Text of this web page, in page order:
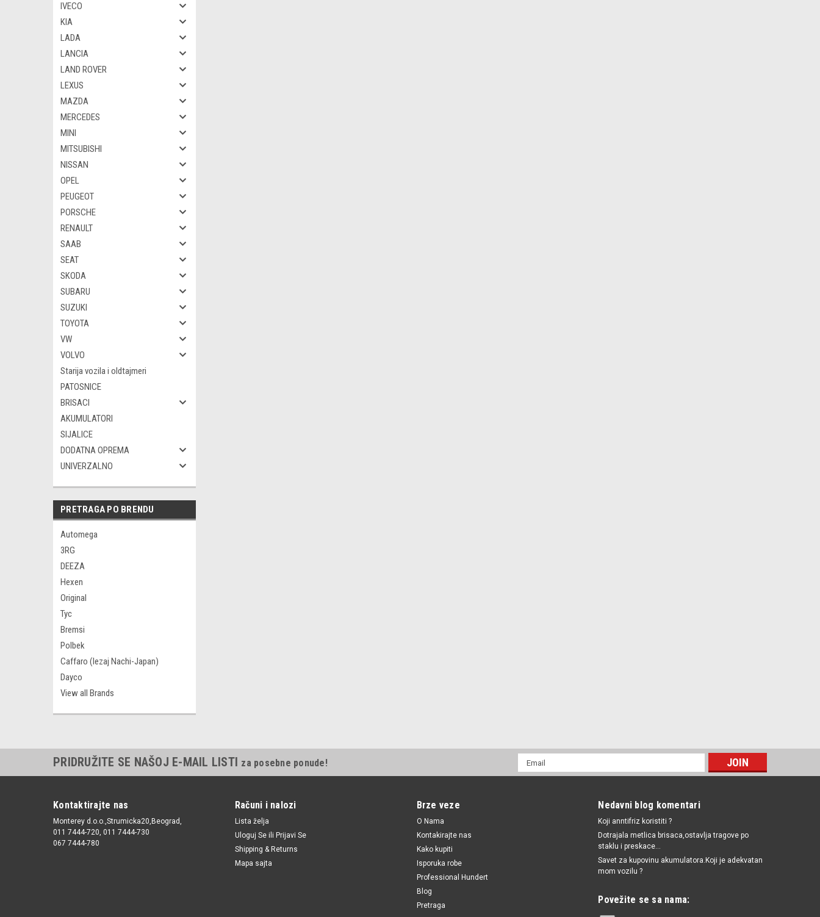
IVECO
KIA
LADA
LANCIA
LAND ROVER
LEXUS
MAZDA
MERCEDES
MINI
MITSUBISHI
NISSAN
OPEL
PEUGEOT
PORSCHE
RENAULT
SAAB
SEAT
SKODA
SUBARU
SUZUKI
TOYOTA
VW
VOLVO
Starija vozila i oldtajmeri
PATOSNICE
BRISACI
AKUMULATORI
SIJALICE
DODATNA OPREMA
UNIVERZALNO
PRETRAGA PO BRENDU
Automega
3RG
DEEZA
Hexen
Original
Tyc
Bremsi
Polbek
Caffaro (lezaj Nachi-Japan)
Dayco
View all Brands
PRIDRUŽITE SE NAŠOJ E-MAIL LISTI za posebne ponude!
mail
Kontaktirajte nas
Monterey d.o.o.,Strumicka20,Beograd,
011 7444-720, 011 7444-730
067 7444-780
Računi i nalozi
Lista želja
Uloguj Se ili Prijavi Se
Shipping & Returns
Mapa sajta
Brze veze
O Nama
Kontakirajte nas
Kako kupiti
Isporuka robe
Professional Hundert
Blog
Pretraga
Nedavni blog komentari
Koji anntifriz koristiti ?
Dotrajala metlica brisaca,ostavlja tragove po
staklu i preskace...
Savet za kupovinu akumulatora.Koji je adekvatan
mom vozilu ?
Povežite se sa nama: